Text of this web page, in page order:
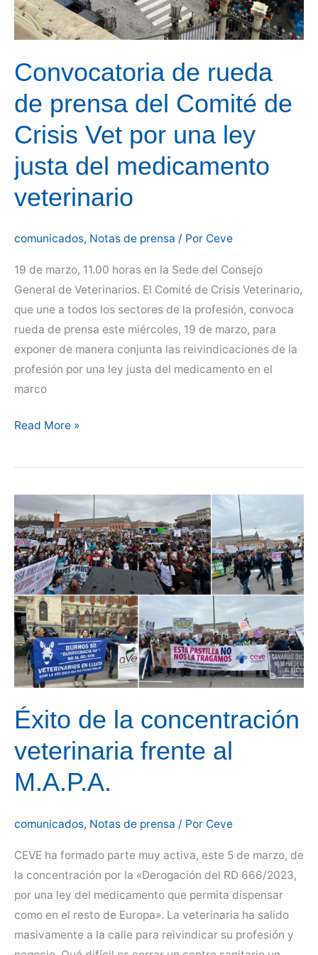
Convocatoria de rueda
de prensa del Comité de
Crisis Vet por una ley
justa del medicamento
veterinario
comunicados, Notas de prensa / Por Ceve
19 de marzo, 11.00 horas en la Sede del Consejo
General de Veterinarios. El Comité de Crisis Veterinario,
que une a todos los sectores de la profesión, convoca
rueda de prensa este miércoles, 19 de marzo, para
exponer de manera conjunta las reivindicaciones de la
profesión por una ley justa del medicamento en el
marco
Convocatoria
rueda
del
Comité
de
Crisis
Vet
por
una
ley
justa
del
medicamento
veterinario
Read More »
Éxito de la concentración
veterinaria frente al
M.A.P.A.
comunicados, Notas de prensa / Por Ceve
CEVE ha formado parte muy activa, este 5 de marzo, de
la concentración por la «Derogación del RD 666/2023,
por una ley del medicamento que permita dispensar
como en el resto de Europa». La veterinaria ha salido
masivamente a la calle para reivindicar su profesión y